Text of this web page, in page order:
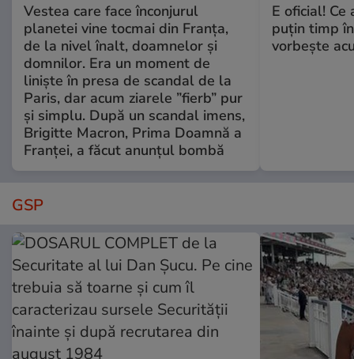
Vestea care face înconjurul
planetei vine tocmai din Franța,
de la nivel înalt, doamnelor și
domnilor. Era un moment de
liniște în presa de scandal de la
Paris, dar acum ziarele ”fierb” pur
și simplu. După un scandal imens,
Brigitte Macron, Prima Doamnă a
Franței, a făcut anunțul bombă
E oficial! Ce
puțin timp
vorbește
GSP